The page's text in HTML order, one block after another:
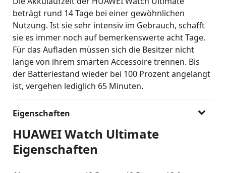
beträgt rund 14 Tage bei einer gewöhnlichen
Nutzung. Ist sie sehr intensiv im Gebrauch, schafft
sie es immer noch auf bemerkenswerte acht Tage.
Für das Aufladen müssen sich die Besitzer nicht
lange von ihrem smarten Accessoire trennen. Bis
der Batteriestand wieder bei 100 Prozent angelangt
ist, vergehen lediglich 65 Minuten.
Eigenschaften
HUAWEI Watch Ultimate
Eigenschaften